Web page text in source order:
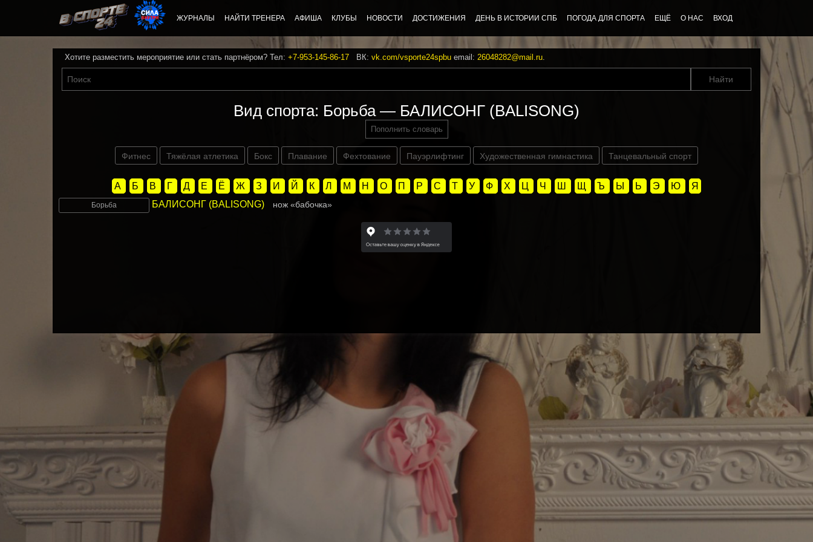
ЖУРНАЛЫ НАЙТИ ТРЕНЕРА АФИША КЛУБЫ НОВОСТИ ДОСТИЖЕНИЯ ДЕНЬ В ИСТОРИИ СПБ ПОГОДА ДЛЯ СПОРТА ЕЩЁ О НАС ВХОД
Хотите разместить мероприятие или стать партнёром? Тел: +7-953-145-86-17 ВК: vk.com/vsporte24spbu email: 26048282@mail.ru.
Вид спорта: Борьба — БАЛИСОНГ (BALISONG)
Пополнить словарь
Фитнес Тяжёлая атлетика Бокс Плавание Фехтование Пауэрлифтинг Художественная гимнастика Танцевальный спорт
А Б В Г Д Е Ё Ж З И Й К Л М Н О П Р С Т У Ф Х Ц Ч Ш Щ Ъ Ы Ь Э Ю Я
Борьба БАЛИСОНГ (BALISONG) нож «бабочка»